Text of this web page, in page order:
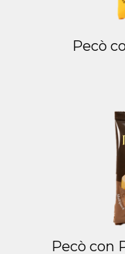
Pecò
Pecò con